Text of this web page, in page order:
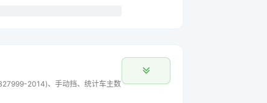
2014)、手动挡、统计车主数